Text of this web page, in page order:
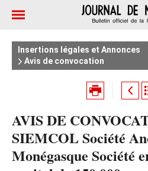
Insertions légales et Annonces
Avis de convocation
AVIS DE
SIEMCOL Société
Monégasque Société